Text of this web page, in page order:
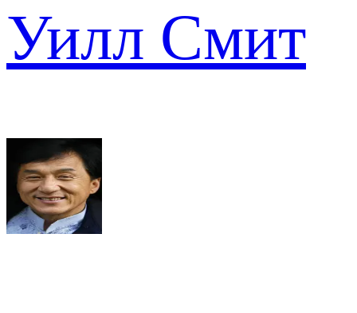
Уилл Смит